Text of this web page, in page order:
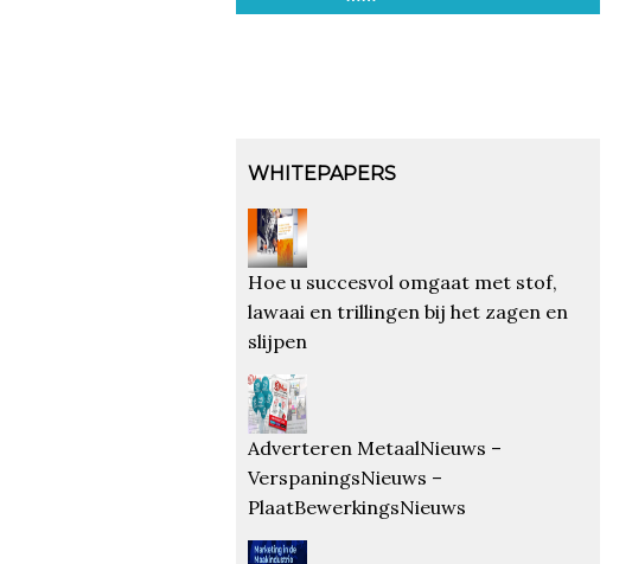
WHITEPAPERS
Hoe u succesvol omgaat met stof,
lawaai en trillingen bij het zagen en
slijpen
Adverteren MetaalNieuws –
VerspaningsNieuws –
PlaatBewerkingsNieuws